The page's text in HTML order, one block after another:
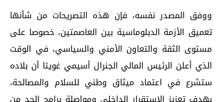
ووفق المصدر نفسه، فإن هذه التصريحات من شأنها
تعميق الأزمة الدبلوماسية بين العاصمتين، خصوصا على
مستوى الثقة والتعاون الأمني والسياسي، في الوقت
الذي أعلن الرئيس المالي الجنرال أسيمي غويتا أن بلاده
ستشرع في اعتماد ميثاق وطني للسلام والمصالحة،